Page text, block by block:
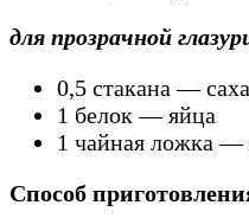
для прозрачной
0,5 стакана —
1 белок — яйца
1 чайная ложка —
Способ